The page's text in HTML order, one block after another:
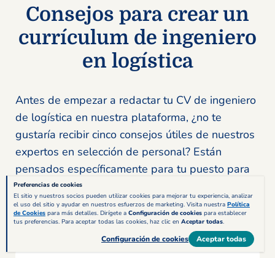
Consejos para crear un
currículum de ingeniero
en logística
Antes de empezar a redactar tu CV de ingeniero
de logística en nuestra plataforma, ¿no te
gustaría recibir cinco consejos útiles de nuestros
expertos en selección de personal? Están
pensados específicamente para tu puesto para
que, de esta manera, puedas despejar tus
dudas y crear justo el curriculum vitae que a las
empresas de logística les gustaría recibir:
Preferencias de cookies
El sitio y nuestros socios pueden utilizar cookies para mejorar tu experiencia, analizar
el uso del sitio y ayudar en nuestros esfuerzos de marketing. Visita nuestra Política
de Cookies para más detalles. Dirígete a Configuración de cookies para establecer
tus preferencias. Para aceptar todas las cookies, haz clic en Aceptar todas.
Configuración de cookies Aceptar todas